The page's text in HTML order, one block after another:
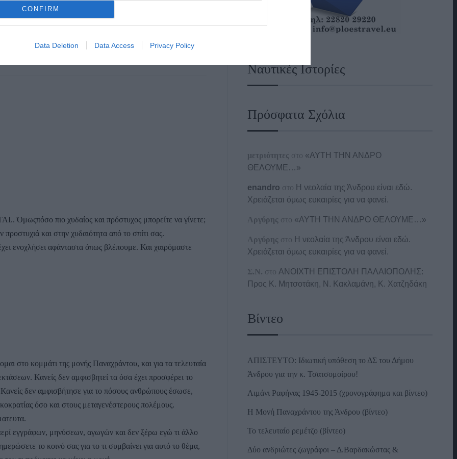
CONFIRM
Data Deletion Data Access Privacy Policy
πιο χυδαίος και πρόστυχος μπορείτε να γίνετε;
και στην χυδαιότητα από το σπίτι σας.
ενοχλήσει αφάνταστα όπως βλέπουμε. Και χαιρόμαστε
στο κομμάτι της μονής Παναχράντου, και για τα τελευταία
Κανείς δεν αμφισβητεί τα όσα έχει προσφέρει το
δεν αμφισβήτησε για το πόσους ανθρώπους έσωσε,
όσο και στους μεταγενέστερους πολέμους.
εγγράφων, μηνύσεων, αγωγών και δεν ξέρω εγώ τι άλλο
το κοινό σας για το τι συμβαίνει για αυτό το θέμα,
Ναυτικές Ιστορίες
Πρόσφατα Σχόλια
μετριότητες στο «ΑΥΤΗ ΤΗΝ ΑΝΔΡΟ
ΘΕΛΟΥΜΕ…»
enandro στο Η νεολαία της Άνδρου είναι εδώ.
Χρειάζεται όμως ευκαιρίες για να φανεί.
Αργύρης στο «ΑΥΤΗ ΤΗΝ ΑΝΔΡΟ ΘΕΛΟΥΜΕ…»
Αργύρης στο Η νεολαία της Άνδρου είναι εδώ.
Χρειάζεται όμως ευκαιρίες για να φανεί.
Σ.Ν. στοΑΝΟΙΧΤΗ ΕΠΙΣΤΟΛΗ ΠΑΛΑΙΟΠΟΛΗΣ:
Προς K. Μητσοτάκη, N. Κακλαμάνη, K. Χατζηδάκη
Βίντεο
ΑΠΙΣΤΕΥΤΟ: Ιδιωτική υπόθεση το ΔΣ του Δήμου
Άνδρου για την κ. Τσατσομοίρου!
Λιμάνι Ραφήνας 1945-2015 (χρονογράφημα και βίντεο)
Η Μονή Παναχράντου της Άνδρου (βίντεο)
Το τελευταίο ρεμέτζο (βίντεο)
Δύο ανδριώτες ζωγράφοι – Δ.Βαρδακώστας &